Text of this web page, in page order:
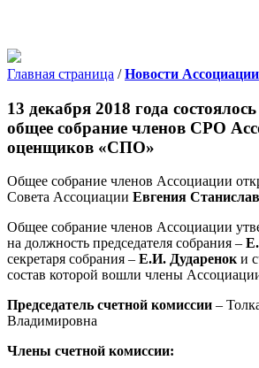
Главная страница / Новости Ассоциации
13 декабря 2018 года
общее собрание членов СРО
оценщиков «СПО»
Общее собрание членов Ассоциации
Совета Ассоциации Евгения
Общее собрание членов Ассоциации
на должность председателя собрания –
секретаря собрания – Е.И. Дудареноки
состав которой вошли члены
Председатель счетной комиссии –
Владимировна
Члены счетной комиссии: